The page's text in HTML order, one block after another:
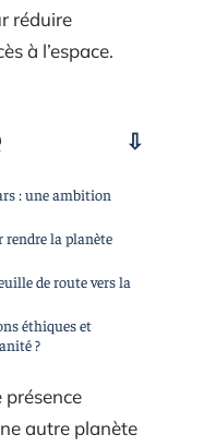
réduire
à l’espace.
: une ambition
rendre la planète
de route vers la
éthiques et
?
présence
autre planète